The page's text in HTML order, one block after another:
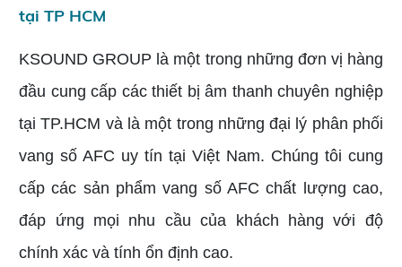
tại TP HCM
KSOUND GROUP là một trong những đơn vị hàng
đầu cung cấp các thiết bị âm thanh chuyên nghiệp
tại TP.HCM và là một trong những đại lý phân phối
vang số AFC uy tín tại Việt Nam. Chúng tôi cung
cấp các sản phẩm vang số AFC chất lượng cao,
đáp ứng mọi nhu cầu của khách hàng với độ
chính xác và tính ổn định cao.